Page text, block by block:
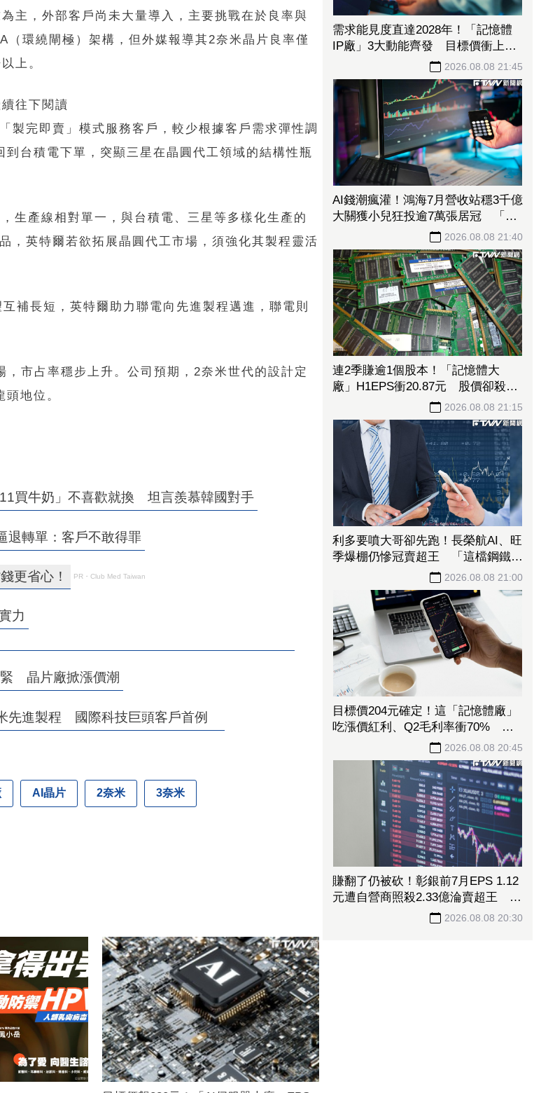
主，外部客戶尚未大量導入，主要挑戰在於良率與
環繞閘極）架構，但外媒報導其2奈米晶片良率僅
上。
往下閱讀
製完即賣」模式服務客戶，較少根據客戶需求彈性調
台積電下單，突顯三星在晶圓代工領域的結構性瓶
生產線相對單一，與台積電、三星等多樣化生產的
，英特爾若欲拓展晶圓代工市場，須強化其製程靈活
補長短，英特爾助力聯電向先進製程邁進，聯電則
市占率穩步上升。公司預期，2奈米世代的設計定
地位。
買牛奶」不喜歡就換 坦言羨慕韓國對手
退轉單：客戶不敢得罪
更省心！ PR・Club Med Taiwan
力
緊 晶片廠掀漲價潮
先進製程 國際科技巨頭客戶首例
AI晶片 2奈米 3奈米
需求能見度直達2028年！「記憶體
IP廠」3大動能齊發 目標價衝上
2026.08.08 21:45
AI錢潮瘋灌！鴻海7月營收站穩3千億
大關獲小兒狂投逾7萬張居冠 「這
檔」單月營收首跨9千億、法說前夕
吸買氣
2026.08.08 21:40
連2季賺逾1個股本！「記憶體大
廠」H1EPS衝20.87元 股價卻殺至
2026.08.08 21:15
利多要噴大哥卻先跑！長榮航AI、旺
季爆棚仍慘冠賣超王 「這檔鋼鐵」
７月營收年增46%也不被買單
2026.08.08 21:00
目標價204元確定！這「記憶體廠」
吃漲價紅利、Q2毛利率衝70% 全
2026.08.08 20:45
賺翻了仍被砍！彰銀前7月EPS 1.12
元遭自營商照殺2.33億淪賣超王
「這檔記憶體」營收創高也遭倒
2026.08.08 20:30